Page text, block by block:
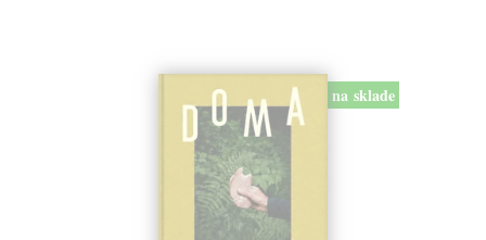
na sklade